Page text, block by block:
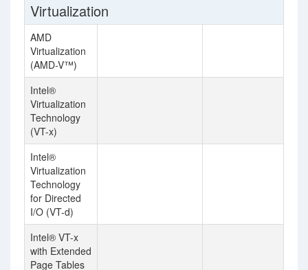
Virtualization
AMD
Virtualization
(AMD-V™)
Intel®
Virtualization
Technology
(VT-x)
Intel®
Virtualization
Technology
for Directed
I/O (VT-d)
Intel® VT-x
with Extended
Page Tables